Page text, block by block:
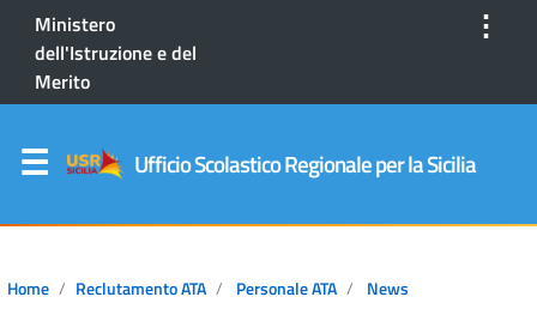
Ministero
dell'Istruzione e del
Merito
⋮
Ufficio Scolastico Regionale per la Sicilia
Home Reclutamento ATA Personale ATA News